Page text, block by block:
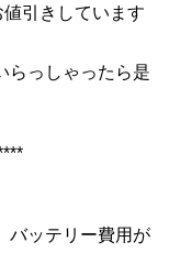
引きしています
らっしゃったら是
バッテリー費用が